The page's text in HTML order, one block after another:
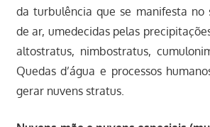
da turbulência que se manifesta no
de ar, umedecidas pelas
altostratus, nimbostratus,
Quedas d’água e processos
gerar nuvens stratus.